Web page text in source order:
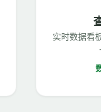
实时数据看